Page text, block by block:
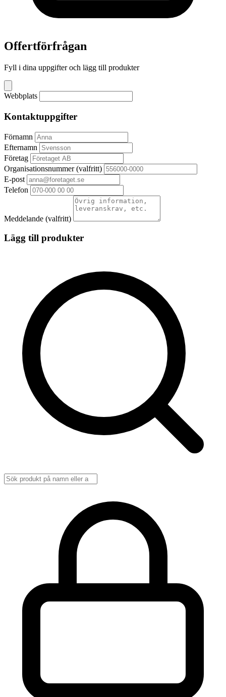
Offertförfrågan
Fyll i dina uppgifter och lägg till produkter
Webbplats
Kontaktuppgifter
Förnamn
Efternamn
Företag
Organisationsnummer(valfritt)
E-post
Telefon
Meddelande (valfritt)
Lägg till produkter